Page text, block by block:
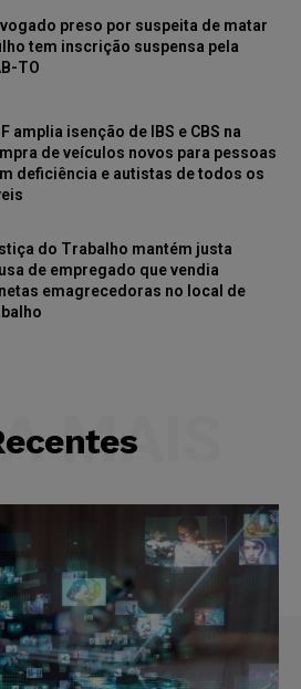
preso por suspeita de matar
tem inscrição suspensa pela
TO
amplia isenção de IBS e CBS na
de veículos novos para pessoas
deficiência e autistas de todos os
do Trabalho mantém justa
de empregado que vendia
emagrecedoras no local de
MAIS